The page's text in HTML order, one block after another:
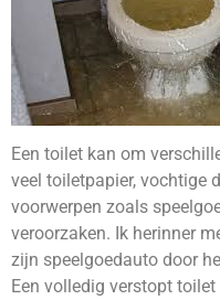
Een toilet kan om
veel toiletpapier, vochtige
voorwerpen zoals
veroorzaken. Ik herinner
zijn speelgoedauto door
Een volledig verstopt